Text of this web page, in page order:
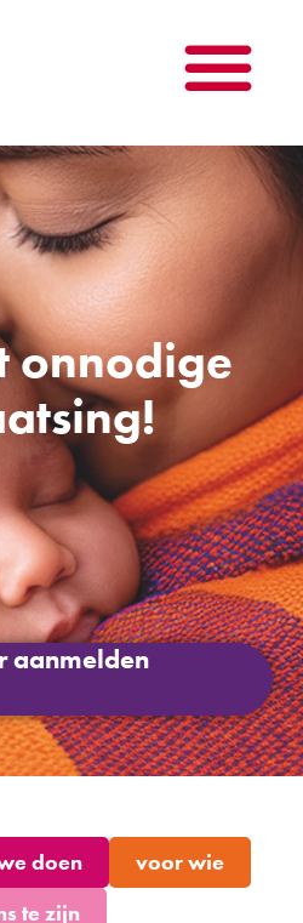
onnodige
aanmelden
doen
voor wie
te zijn